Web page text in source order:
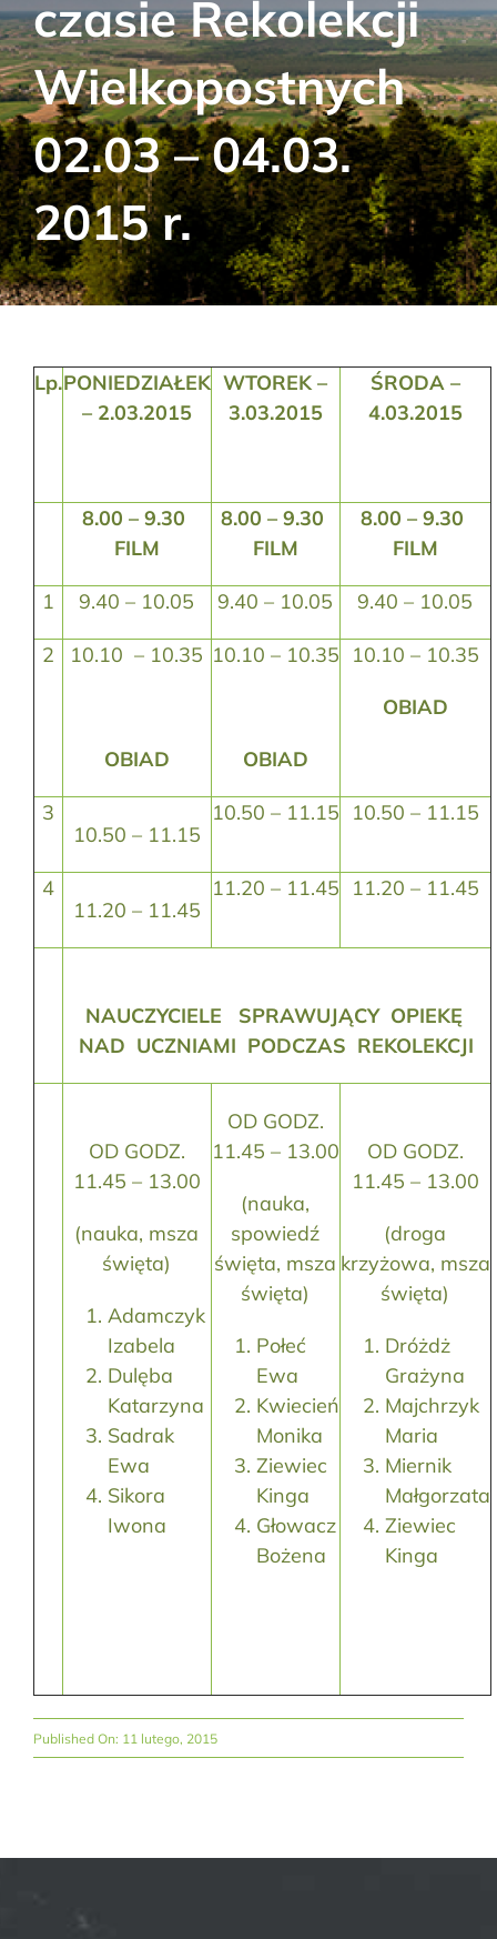
Aktualności
Kontakt
RODO
Szukaj:
czasie Rekolekcji
Wielkopostnych
02.03 – 04.03.
2015 r.
Lp.PONIEDZIAŁEK
– 2.03.2015
WTOREK –
3.03.2015
ŚRODA –
4.03.2015
8.00 – 9.30
FILM
8.00 – 9.30
FILM
8.00 – 9.30
FILM
1 9.40 – 10.05 9.40 – 10.05 9.40 – 10.05
2 10.10 – 10.35
OBIAD
10.10 – 10.35
OBIAD
10.10 – 10.35
OBIAD
3
10.50 – 11.15
10.50 – 11.15 10.50 – 11.15
4
11.20 – 11.45
11.20 – 11.45 11.20 – 11.45
NAUCZYCIELE SPRAWUJĄCY OPIEKĘ
NAD UCZNIAMI PODCZAS REKOLEKCJI
OD GODZ.
11.45 – 13.00
(nauka, msza
święta)
Adamczyk
Izabela
Dulęba
Katarzyna
Sadrak
Ewa
Sikora
Iwona
OD GODZ.
11.45 – 13.00
(nauka,
spowiedź
święta, msza
święta)
Połeć
Ewa
Kwiecień
Monika
Ziewiec
Kinga
Głowacz
Bożena
OD GODZ.
11.45 – 13.00
(droga
krzyżowa, msza
święta)
Dróżdż
Grażyna
Majchrzyk
Maria
Miernik
Małgorzata
Ziewiec
Kinga
Published On: 11 lutego, 2015